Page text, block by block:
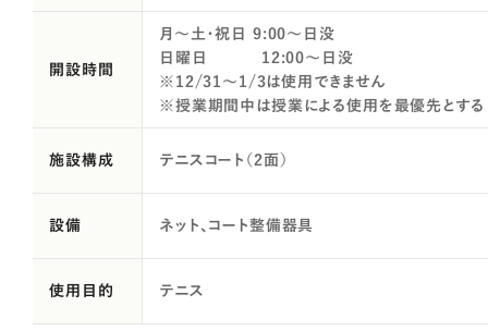
開設時間
月～土・祝日 9:00～日没
日曜日 12:00～日没
※12/31～1/3は使用できません
※授業期間中は授業による使用を最優先とする
施設構成 テニスコート（2面）
設備 ネット、コート整備器具
使用目的 テニス